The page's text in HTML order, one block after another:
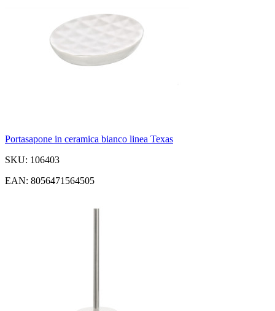
Portasapone in ceramica bianco linea Texas
SKU: 106403
EAN: 8056471564505